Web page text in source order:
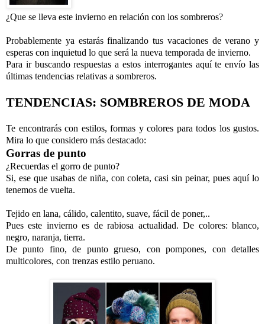
¿Que se lleva este invierno en relación con los sombreros?
Probablemente ya estarás finalizando tus vacaciones de verano y
esperas con inquietud lo que será la nueva temporada de invierno.
Para ir buscando respuestas a estos interrogantes aquí te envío las
últimas tendencias relativas a sombreros.
TENDENCIAS: SOMBREROS DE MODA
Te encontrarás con estilos, formas y colores para todos los gustos.
Mira lo que considero más destacado:
Gorras de punto
¿Recuerdas el gorro de punto?
Si, ese que usabas de niña, con coleta, casi sin peinar, pues aquí lo
tenemos de vuelta.
Tejido en lana, cálido, calentito, suave, fácil de poner,..
Pues este invierno es de rabiosa actualidad. De colores: blanco,
negro, naranja, tierra.
De punto fino, de punto grueso, con pompones, con detalles
multicolores, con trenzas estilo peruano.